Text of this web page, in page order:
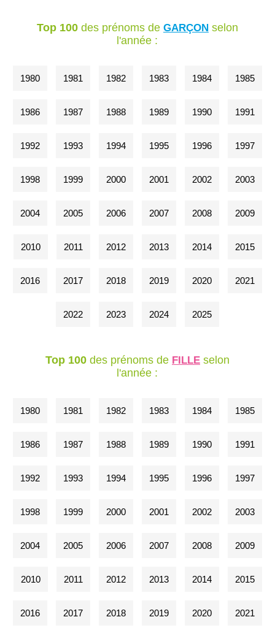
Top 100des prénoms de GARÇONselon
l'année :
1980 1981 1982 1983 1984 1985
1986 1987 1988 1989 1990 1991
1992 1993 1994 1995 1996 1997
1998 1999 2000 2001 2002 2003
2004 2005 2006 2007 2008 2009
2010 2011 2012 2013 2014 2015
2016 2017 2018 2019 2020 2021
2022 2023 2024 2025
Top 100des prénoms de FILLEselon
l'année :
1980 1981 1982 1983 1984 1985
1986 1987 1988 1989 1990 1991
1992 1993 1994 1995 1996 1997
1998 1999 2000 2001 2002 2003
2004 2005 2006 2007 2008 2009
2010 2011 2012 2013 2014 2015
2016 2017 2018 2019 2020 2021